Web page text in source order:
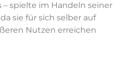
spielte im Handeln seiner
sie für sich selber auf
Nutzen erreichen